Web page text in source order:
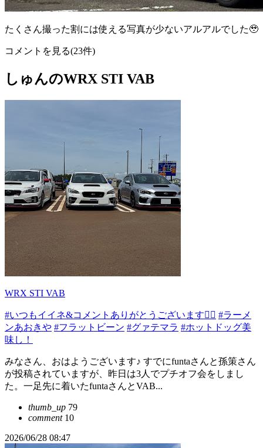
たくさん撮った割には使える写真が少ないアルアルでした🥹
コメントを見る(23件)
しゅんのWRX STI VAB
WRX STI VAB
#いつもイイネ&コメントありがとうございます🙇‍♂️ #ラーメ
ンあおきや #フラットビーン #グァテマラ #ホットドッグ美
味し！
みなさん、おはようございます♪ すでにfuntaさんと孫策さん
が投稿されていますが、昨日は3人でプチオフ会をしまし
た。一足先に着いたfuntaさんとVAB...
thumb_up 79
comment10
2026/06/28 08:47